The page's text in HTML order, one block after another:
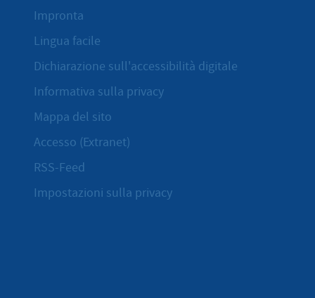
Impronta
Lingua facile
Dichiarazione sull'accessibilità digitale
Informativa sulla privacy
Mappa del sito
Accesso (Extranet)
RSS-Feed
Impostazioni sulla privacy